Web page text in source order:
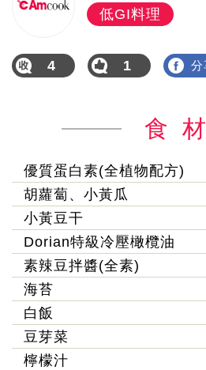
低GI料理
4 1 分
食 材
優質蛋白素(全植物配方)
胡蘿蔔、小黃瓜
小黃豆干
Dorian特級冷壓橄欖油
素辣豆拌醬(全素)
海苔
白飯
豆芽菜
檸檬汁